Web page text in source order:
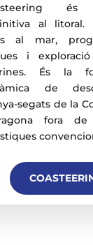
és
al litoral.
al mar,
i
És la
de
segats de la
fora